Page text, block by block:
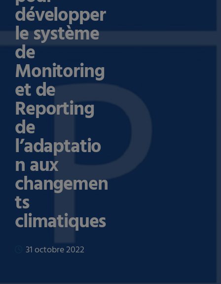
développer
le système
de
Monitoring
et de
Reporting
de
l’adaptatio
n aux
changemen
ts
climatiques
31 octobre 2022